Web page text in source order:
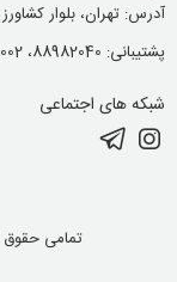
آدرس: تهران، بلوار کشاورز بین کارگر
پشتیبانی: 88982040، 88977002-021، 88982030-021، 88975190-021
شبکه های اجتماعی
تمامی حقوق